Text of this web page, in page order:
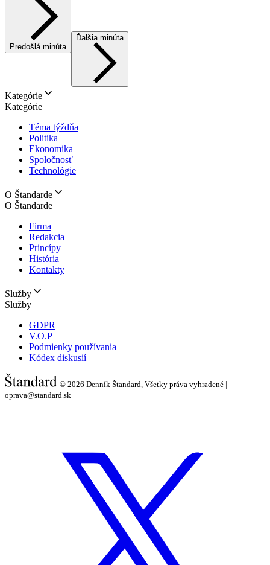
Predošlá minúta
Ďalšia minúta
Kategórie
Kategórie
Téma týždňa
Politika
Ekonomika
Spoločnosť
Technológie
O Štandarde
O Štandarde
Firma
Redakcia
Princípy
História
Kontakty
Služby
Služby
GDPR
V.O.P
Podmienky používania
Kódex diskusií
© 2026 Denník Štandard, Všetky práva vyhradené |
oprava@standard.sk